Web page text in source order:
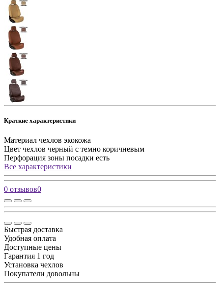
Краткие характеристики
Материал чехлов экокожа
Цвет чехлов черный с темно коричневым
Перфорация зоны посадки есть
Все характеристики
0 отзывов0
Быстрая доставка
Удобная оплата
Доступные цены
Гарантия 1 год
Установка чехлов
Покупатели довольны